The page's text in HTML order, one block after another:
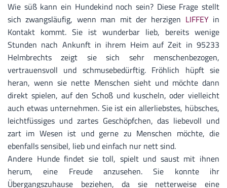
Wie süß kann ein Hundekind noch sein? Diese Frage stellt
sich zwangsläufig, wenn man mit der herzigen LIFFEY in
Kontakt kommt. Sie ist wunderbar lieb, bereits wenige
Stunden nach Ankunft in ihrem Heim auf Zeit in 95233
Helmbrechts zeigt sie sich sehr menschenbezogen,
vertrauensvoll und schmusebedürftig. Fröhlich hüpft sie
heran, wenn sie nette Menschen sieht und möchte dann
direkt spielen, auf den Schoß und kuscheln, oder vielleicht
auch etwas unternehmen. Sie ist ein allerliebstes, hübsches,
leichtfüssiges und zartes Geschöpfchen, das liebevoll und
zart im Wesen ist und gerne zu Menschen möchte, die
ebenfalls sensibel, lieb und einfach nur nett sind.
Andere Hunde findet sie toll, spielt und saust mit ihnen
herum, eine Freude anzusehen. Sie konnte ihr
Übergangszuhause beziehen, da sie netterweise eine